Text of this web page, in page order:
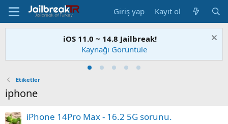
Giriş yap Kayıt ol
iOS 11.0 ~ 14.8 Jailbreak!
Kaynağı Görüntüle
Etiketler
iphone
iPhone 14Pro Max - 16.2 5G sorunu.